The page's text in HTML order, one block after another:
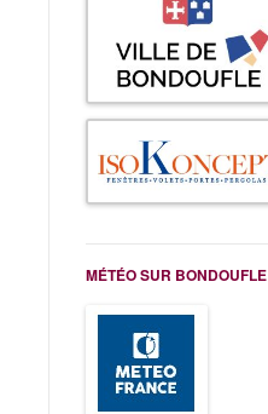
MÉTÉO SUR BONDOUFLE